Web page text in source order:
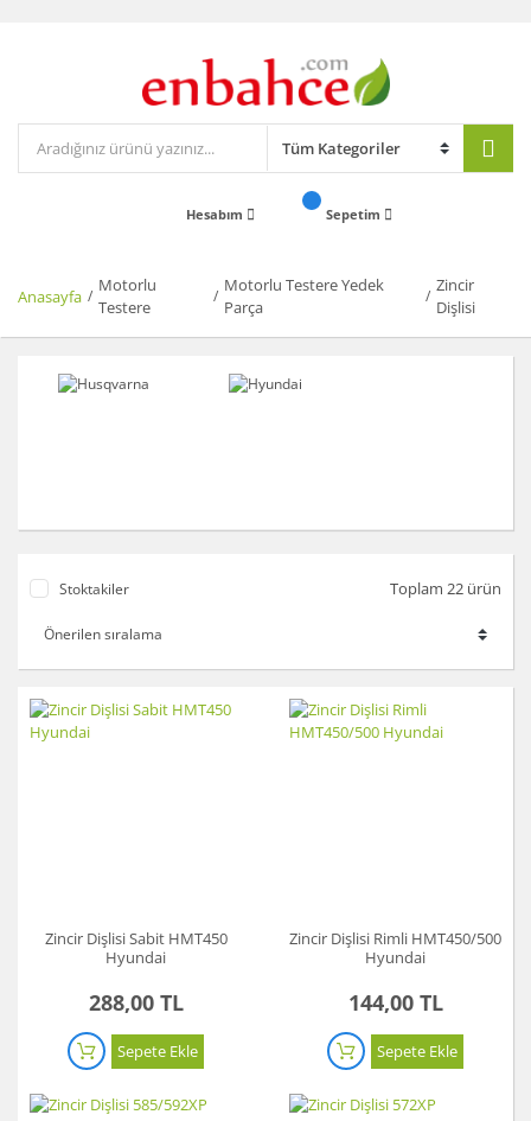
Hesabım Sepetim
Anasayfa
Motorlu
Testere
Motorlu Testere Yedek
Parça
Zincir
Dişlisi
Stoktakiler Toplam 22 ürün
Zincir Dişlisi Sabit HMT450
Hyundai
288,00 TL
Sepete Ekle
Zincir Dişlisi Rimli HMT450/500
Hyundai
144,00 TL
Sepete Ekle